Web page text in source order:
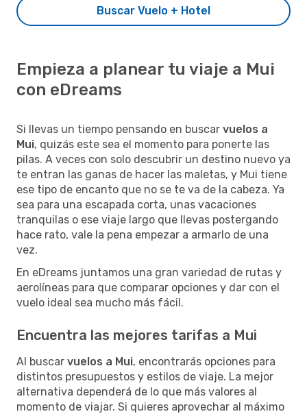
Buscar Vuelo + Hotel
Empieza a planear tu viaje a Mui
con eDreams
Si llevas un tiempo pensando en buscar vuelos a
Mui, quizás este sea el momento para ponerte las
pilas. A veces con solo descubrir un destino nuevo ya
te entran las ganas de hacer las maletas, y Mui tiene
ese tipo de encanto que no se te va de la cabeza. Ya
sea para una escapada corta, unas vacaciones
tranquilas o ese viaje largo que llevas postergando
hace rato, vale la pena empezar a armarlo de una
vez.
En eDreams juntamos una gran variedad de rutas y
aerolíneas para que comparar opciones y dar con el
vuelo ideal sea mucho más fácil.
Encuentra las mejores tarifas a Mui
Al buscar vuelos a Mui, encontrarás opciones para
distintos presupuestos y estilos de viaje. La mejor
alternativa dependerá de lo que más valores al
momento de viajar. Si quieres aprovechar al máximo